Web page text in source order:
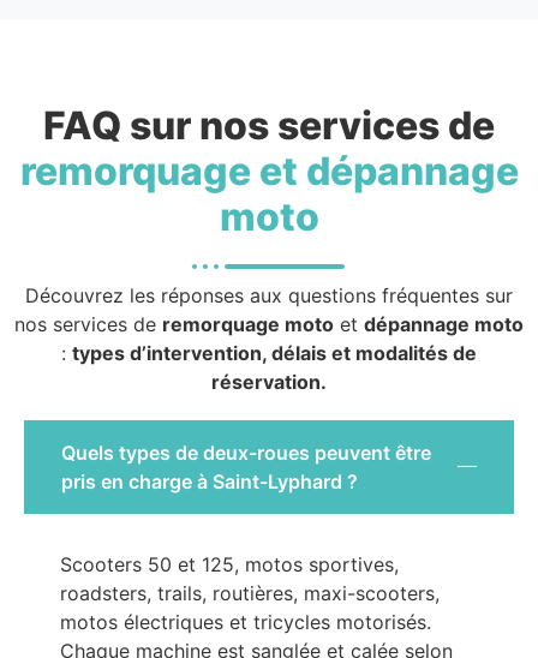
FAQ sur nos services de
remorquage et dépannage
moto
Découvrez les réponses aux questions fréquentes sur
nos services de remorquage moto et dépannage moto
: types d’intervention, délais et modalités de
réservation.
Quels types de deux-roues peuvent être
pris en charge à Saint-Lyphard ?
Scooters 50 et 125, motos sportives,
roadsters, trails, routières, maxi-scooters,
motos électriques et tricycles motorisés.
Chaque machine est sanglée et calée selon